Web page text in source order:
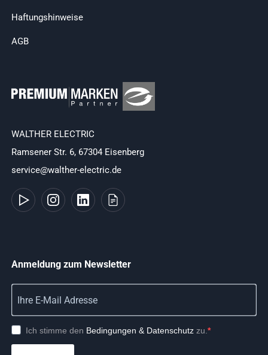
Haftungshinweise
AGB
WALTHER ELECTRIC
Ramsener Str. 6, 67304 Eisenberg
service@walther-electric.de
Anmeldung zum Newsletter
Ich stimme den Bedingungen & Datenschutz zu.